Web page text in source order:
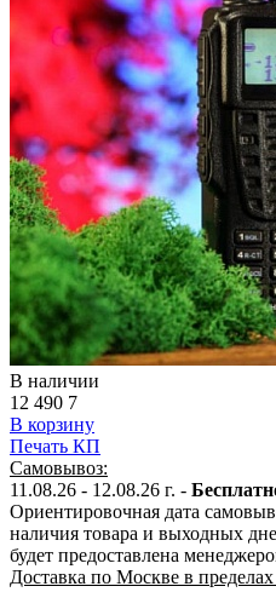
В наличии
12 490 7
В корзину
Печать КП
Самовывоз:
11.08.26 - 12.08.26 г. -
Ориентировочная дата
наличия товара и выходных
будет предоставлена
Доставка по Москве в